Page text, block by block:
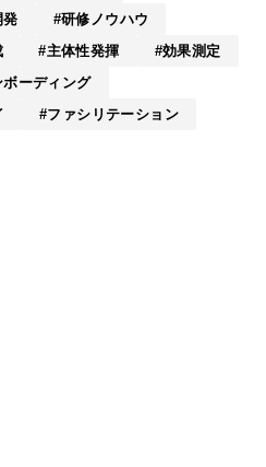
発
研修ノウハウ
主体性発揮
効果測定
ボーディング
ファシリテーション